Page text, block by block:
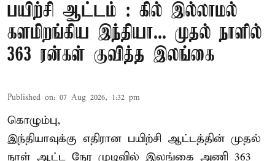
பயிற்சி ஆட்டம் : கில் இல்லாமல்
களமிறங்கிய இந்தியா... முதல் நாளில்
363 ரன்கள் குவித்த இலங்கை
Published on: 07 Aug 2026, 1:32 pm
கொழும்பு,
இந்தியாவுக்கு எதிரான பயிற்சி ஆட்டத்தின் முதல்
நாள் ஆட்ட நேர முடிவில் இலங்கை அணி 363